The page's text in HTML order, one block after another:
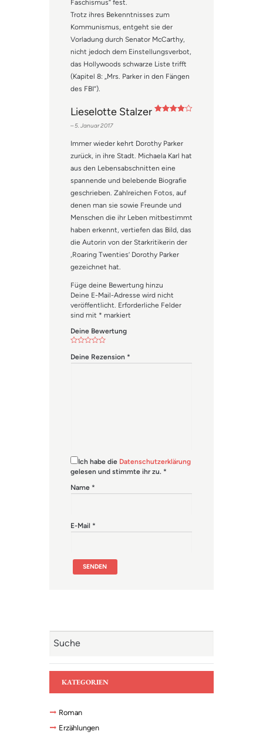
Faschismus“ fest.
Trotz ihres Bekenntnisses zum
Kommunismus, entgeht sie der
Vorladung durch Senator McCarthy,
nicht jedoch dem Einstellungsverbot,
das Hollywoods schwarze Liste trifft
(Kapitel 8: „Mrs. Parker in den Fängen
des FBI“).
Lieselotte Stalzer
–5. Januar 2017
Immer wieder kehrt Dorothy Parker
zurück, in ihre Stadt. Michaela Karl hat
aus den Lebensabschnitten eine
spannende und belebende Biografie
geschrieben. Zahlreichen Fotos, auf
denen man sie sowie Freunde und
Menschen die ihr Leben mitbestimmt
haben erkennt, vertiefen das Bild, das
die Autorin von der Starkritikerin der
‚Roaring Twenties’ Dorothy Parker
gezeichnet hat.
Füge deine Bewertung hinzu
Deine E-Mail-Adresse wird nicht
veröffentlicht. Erforderliche Felder
sind mit * markiert
Deine Bewertung
Deine Rezension *
Ich habe die Datenschutzerklärung
gelesen und stimmte ihr zu. *
Name *
E-Mail *
KATEGORIEN
Roman
Erzählungen